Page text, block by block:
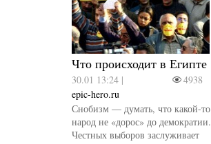
Что происходит в Египте
30.01 13:24 |
4938
epic-hero.ru
Снобизм — думать, что какой-то
народ не «дорос» до демократии.
Честных выборов заслуживает